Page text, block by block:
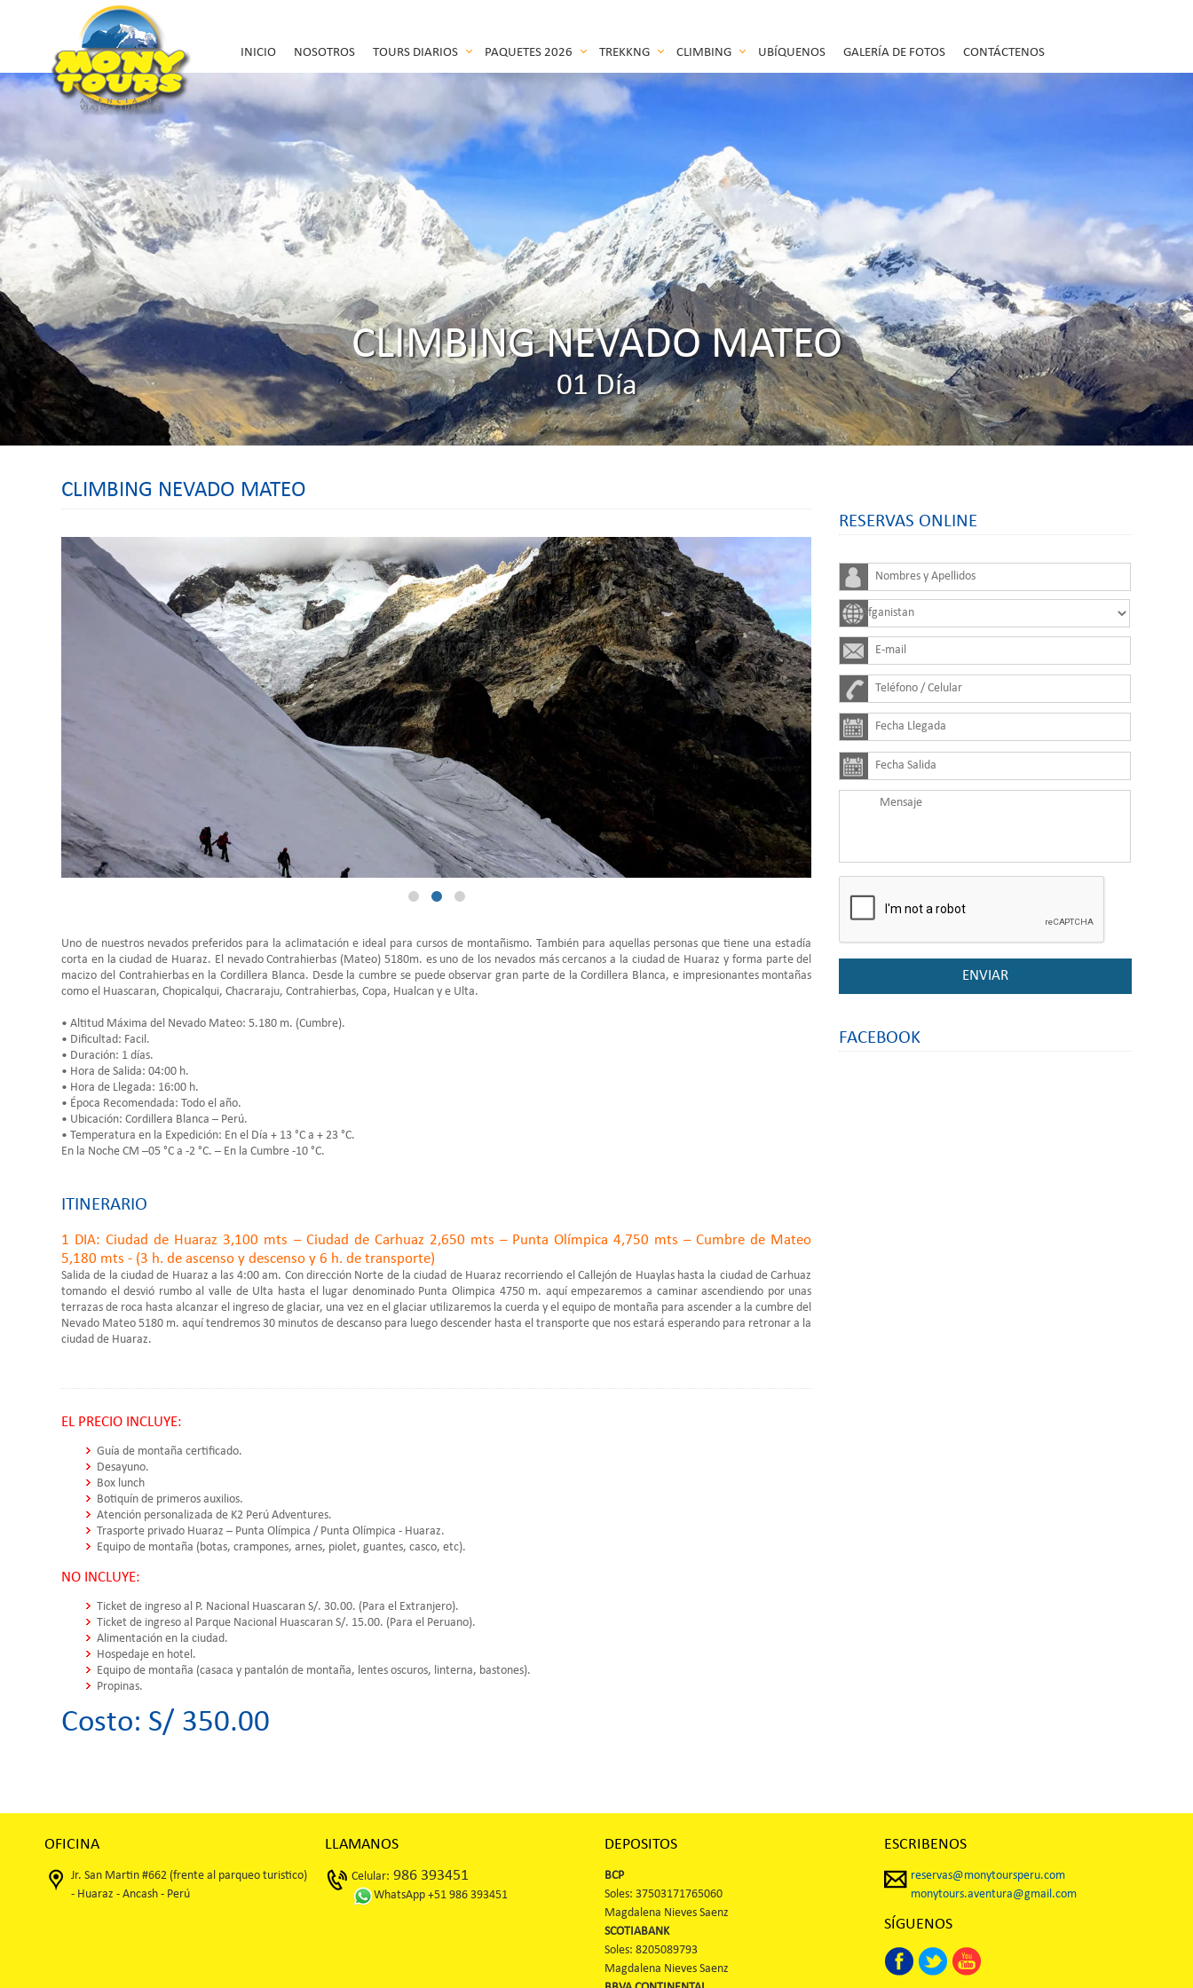
INICIO NOSOTROS TOURS DIARIOS PAQUETES 2026 TREKKNG CLIMBING UBÍQUENOS GALERÍA DE FOTOS CONTÁCTENOS
CLIMBING NEVADO MATEO
01 Día
CLIMBING NEVADO MATEO
Uno de nuestros nevados preferidos para la aclimatación e ideal para cursos de montañismo. También para aquellas personas que tiene una estadía
corta en la ciudad de Huaraz. El nevado Contrahierbas (Mateo) 5180m. es uno de los nevados más cercanos a la ciudad de Huaraz y forma parte del
macizo del Contrahierbas en la Cordillera Blanca. Desde la cumbre se puede observar gran parte de la Cordillera Blanca, e impresionantes montañas
como el Huascaran, Chopicalqui, Chacraraju, Contrahierbas, Copa, Hualcan y e Ulta.
• Altitud Máxima del Nevado Mateo: 5.180 m. (Cumbre).
• Dificultad: Facil.
• Duración: 1 días.
• Hora de Salida: 04:00 h.
• Hora de Llegada: 16:00 h.
• Época Recomendada: Todo el año.
• Ubicación: Cordillera Blanca – Perú.
• Temperatura en la Expedición: En el Día + 13 °C a + 23 °C.
En la Noche CM –05 °C a -2 °C. – En la Cumbre -10 °C.
ITINERARIO
1 DIA: Ciudad de Huaraz 3,100 mts – Ciudad de Carhuaz 2,650 mts – Punta Olímpica 4,750 mts – Cumbre de Mateo
5,180 mts - (3 h. de ascenso y descenso y 6 h. de transporte)
Salida de la ciudad de Huaraz a las 4:00 am. Con dirección Norte de la ciudad de Huaraz recorriendo el Callejón de Huaylas hasta la ciudad de Carhuaz
tomando el desvió rumbo al valle de Ulta hasta el lugar denominado Punta Olimpica 4750 m. aquí empezaremos a caminar ascendiendo por unas
terrazas de roca hasta alcanzar el ingreso de glaciar, una vez en el glaciar utilizaremos la cuerda y el equipo de montaña para ascender a la cumbre del
Nevado Mateo 5180 m. aquí tendremos 30 minutos de descanso para luego descender hasta el transporte que nos estará esperando para retronar a la
ciudad de Huaraz.
EL PRECIO INCLUYE:
Guía de montaña certificado.
Desayuno.
Box lunch
Botiquín de primeros auxilios.
Atención personalizada de K2 Perú Adventures.
Trasporte privado Huaraz – Punta Olímpica / Punta Olímpica - Huaraz.
Equipo de montaña (botas, crampones, arnes, piolet, guantes, casco, etc).
NO INCLUYE:
Ticket de ingreso al P. Nacional Huascaran S/. 30.00. (Para el Extranjero).
Ticket de ingreso al Parque Nacional Huascaran S/. 15.00. (Para el Peruano).
Alimentación en la ciudad.
Hospedaje en hotel.
Equipo de montaña (casaca y pantalón de montaña, lentes oscuros, linterna, bastones).
Propinas.
Costo: S/ 350.00
RESERVAS ONLINE
FACEBOOK
OFICINA
Jr. San Martin #662 (frente al parqueo turistico)
- Huaraz - Ancash - Perú
LLAMANOS
Celular: 986 393451
WhatsApp +51 986 393451
DEPOSITOS
BCP
Soles: 37503171765060
Magdalena Nieves Saenz
SCOTIABANK
Soles: 8205089793
Magdalena Nieves Saenz
ESCRIBENOS
reservas@monytoursperu.com
monytours.aventura@gmail.com
SÍGUENOS